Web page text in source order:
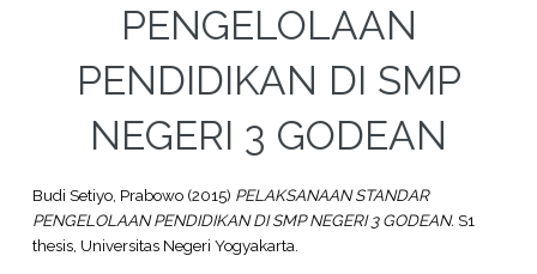
PENGELOLAAN
PENDIDIKAN DI SMP
NEGERI 3 GODEAN
Budi Setiyo, Prabowo(2015) PELAKSANAAN STANDAR
PENGELOLAAN PENDIDIKAN DI SMP NEGERI 3 GODEAN. S1
thesis, Universitas Negeri Yogyakarta.